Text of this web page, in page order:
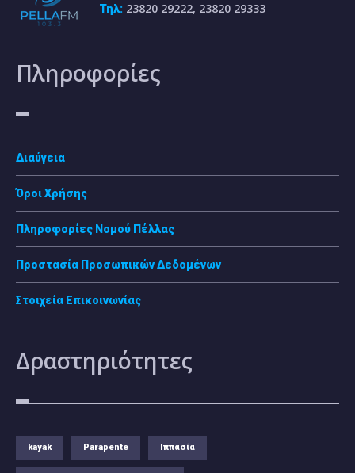
Τηλ: 23820 29222, 23820 29333
Πληροφορίες
Διαύγεια
Όροι Χρήσης
Πληροφορίες Νομού Πέλλας
Προστασία Προσωπικών Δεδομένων
Στοιχεία Επικοινωνίας
Δραστηριότητες
kayak Parapente Ιππασία